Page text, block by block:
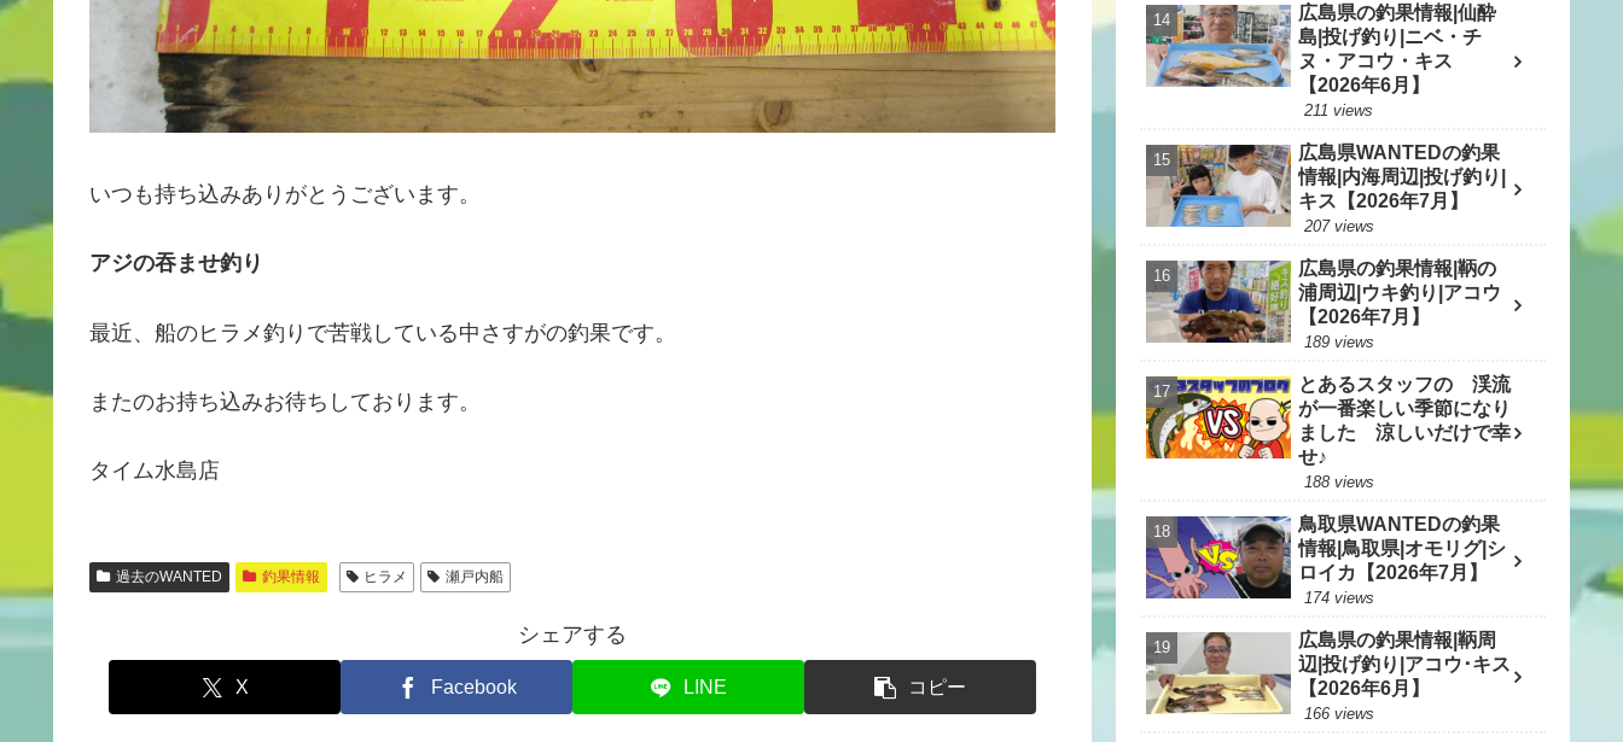
いつも持ち込みありがとうございます。
アジの吞ませ釣り
最近、船のヒラメ釣りで苦戦している中さすがの釣果です。
またのお持ち込みお待ちしております。
タイム水島店
過去のWANTED 釣果情報 ヒラメ 瀬戸内船
シェアする
X Facebook LINE コピー
広島県の釣果情報|仙酔
島|投げ釣り|ニベ・チ
ヌ・アコウ・キス
【2026年6月】
211 views
広島県WANTEDの釣果
情報|内海周辺|投げ釣り|
キス【2026年7月】
207 views
広島県の釣果情報|鞆の
浦周辺|ウキ釣り|アコウ
【2026年7月】
189 views
とあるスタッフの 渓流
が一番楽しい季節になり
ました 涼しいだけで幸
せ♪
188 views
鳥取県WANTEDの釣果
情報|鳥取県|オモリグ|シ
ロイカ【2026年7月】
174 views
広島県の釣果情報|鞆周
辺|投げ釣り|アコウ･キス
【2026年6月】
166 views